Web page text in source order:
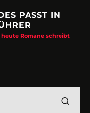
PASST IN
Romane schreibt